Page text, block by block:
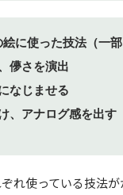
絵に使った技法（一部
儚さを演出
なじませる
、アナログ感を出す
れ使っている技法